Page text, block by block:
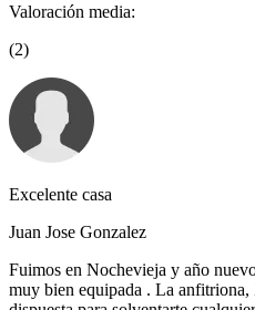
Valoración media:
(2)
Excelente casa
Juan Jose Gonzalez
Fuimos en Nochevieja y año
muy bien equipada . La